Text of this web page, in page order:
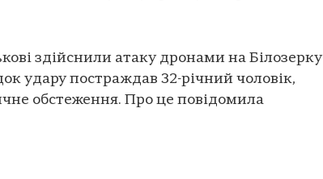
здійснили атаку дронами на Білозерку
удару постраждав 32-річний чоловік,
обстеження. Про це повідомила